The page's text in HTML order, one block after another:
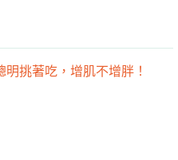
挑著吃，增肌不增胖！